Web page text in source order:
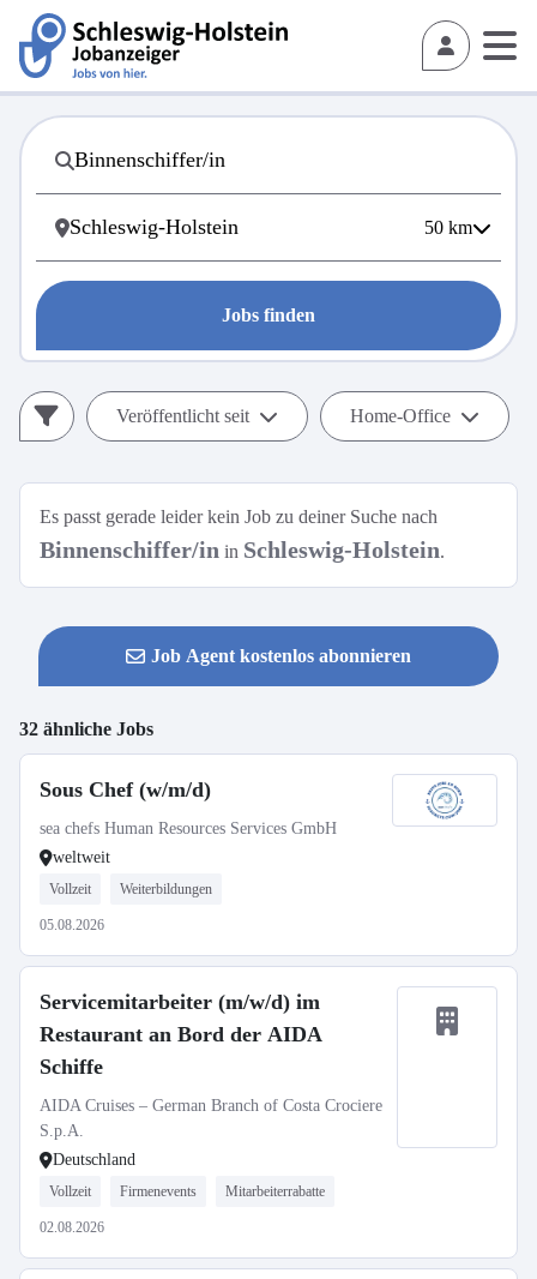
50 km
Jobs finden
Veröffentlicht seit Home-Office
Es passt gerade leider kein Job zu deiner Suche nach
Binnenschiffer/in in Schleswig-Holstein.
Job Agent kostenlos abonnieren
32 ähnliche Jobs
Sous Chef (w/m/d)
sea chefs Human Resources Services GmbH
weltweit
Vollzeit Weiterbildungen
05.08.2026
Servicemitarbeiter (m/w/d) im
Restaurant an Bord der AIDA
Schiffe
AIDA Cruises – German Branch of Costa Crociere
S.p.A.
Deutschland
Vollzeit Firmenevents Mitarbeiterrabatte
02.08.2026